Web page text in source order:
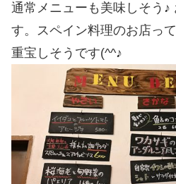
通常メニューも美味しそう♪
す。スペイン料理のお店っ
重宝しそうです(^^♪